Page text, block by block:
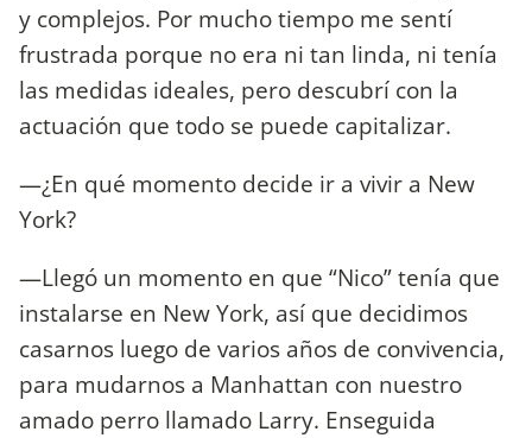
y complejos. Por mucho tiempo me sentí
frustrada porque no era ni tan linda, ni tenía
las medidas ideales, pero descubrí con la
actuación que todo se puede capitalizar.
—¿En qué momento decide ir a vivir a New
York?
—Llegó un momento en que “Nico” tenía que
instalarse en New York, así que decidimos
casarnos luego de varios años de convivencia,
para mudarnos a Manhattan con nuestro
amado perro llamado Larry. Enseguida